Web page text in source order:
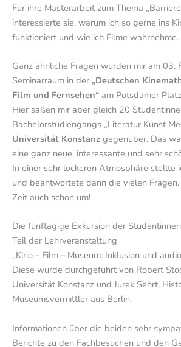
Für ihre Masterarbeit zum Thema
interessierte sie, warum ich so gerne ins
funktioniert und wie ich Filme wahrnehme.
Ganz ähnliche Fragen wurden mir am 03.
Seminarraum in der „Deutschen
Film und Fernsehen“ am Potsdamer
Hier saßen mir aber gleich 20
Bachelorstudiengangs „Literatur Kunst
Universität Konstanz gegenüber. Das
eine ganz neue, interessante und sehr
In einer sehr lockeren Atmosphäre stellte
und beantwortete dann die vielen
Zeit auch schon um!
Die fünftägige Exkursion der
Teil der Lehrveranstaltung
„Kino – Film – Museum: Inklusion und
Diese wurde durchgeführt von Robert
Universität Konstanz und Jurek Sehrt,
Museumsvermittler aus Berlin.
Informationen über die beiden sehr
Berichte zu den Fachbesuchen und den